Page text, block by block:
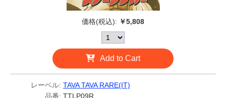
価格(税込): ￥5,808
Add to Cart
レーベル: TAVA TAVA RARE(IT)
品番: TTLP09R